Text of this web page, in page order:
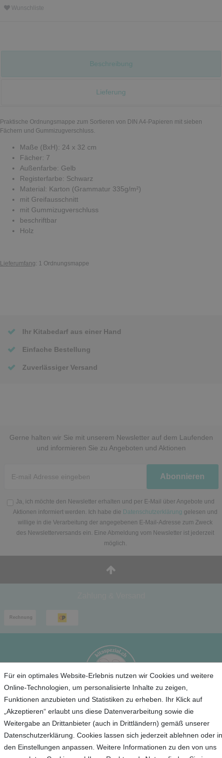
Wunschliste
Beschreibung
Lieferung
Praktische Ordnungsmappe zum Sortieren von DIN A4-Papieren mit sieben
Fächern und Gummizugverschluss.
Maße (BxH): 24 x 32 cm
Fächer: 7
Außenfarbe: Gelb
Registerfarbe: Schwarz
Material: Karton (Grammatur 335g/m²)
mit Greifausschnitt
mit Gummizugverschluss
beschriftbar
Holz
Lieferumfang: 1 Ordnungsmappe
Ihr Kitabedarf aus einer Hand
Einfache Bestellung
Zuverlässiger Versand
Gerne halten wir Sie mit unserem Newsletter auf dem Laufenden
und informieren Sie zu Angeboten und Aktionen
Honig
Abonnieren
Ja, ich möchte den Newsletter erhalten und per E-Mail über Angebote und
Aktionen informiert werden. Ich habe die Datenschutzerklärung gelesen und
willige in die Verarbeitung der angegebenen E-Mail-Adresse zum Zweck
des Newsletterversands ein. Eine Abmeldung vom Newsletter ist jederzeit
möglich.
Für ein optimales Website-Erlebnis nutzen wir Cookies und weitere
Online-Technologien, um personalisierte Inhalte zu zeigen,
Funktionen anzubieten und Statistiken zu erheben. Ihr Klick auf
„Akzeptieren“ erlaubt uns diese Datenverarbeitung sowie die
Weitergabe an Drittanbieter (auch in Drittländern) gemäß unserer
Datenschutzerklärung. Cookies lassen sich jederzeit ablehnen oder in
den Einstellungen anpassen. Weitere Informationen zu den von uns
Service
Unternehmen